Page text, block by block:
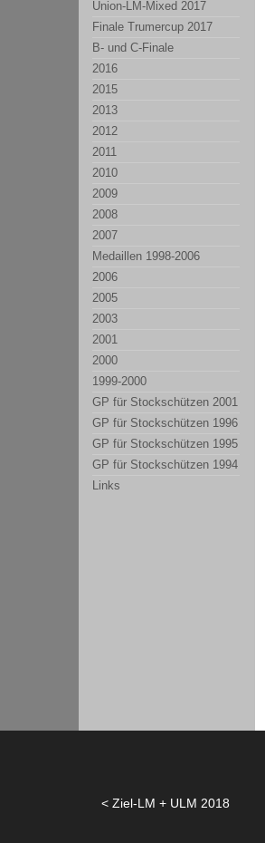
Union-LM-Mixed 2017
Finale Trumercup 2017
B- und C-Finale
2016
2015
2013
2012
2011
2010
2009
2008
2007
Medaillen 1998-2006
2006
2005
2003
2001
2000
1999-2000
GP für Stockschützen 2001
GP für Stockschützen 1996
GP für Stockschützen 1995
GP für Stockschützen 1994
Links
Ziel-LM + ULM 2018